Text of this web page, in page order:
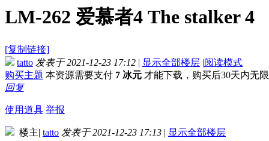
LM-262 爱慕者4 The stalker 4
[复制链接]
tatto 发表于 2021-12-23 17:12 | 显示全部楼层 |阅读模式
购买主题 本资源需要支付 7 冰元 才能下载，购买后30天内无
回复
使用道具 举报
楼主| tatto 发表于 2021-12-23 17:13 | 显示全部楼层